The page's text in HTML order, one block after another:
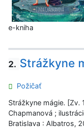
e-kniha
2. Strážkyne
Požičať
Strážkyne mágie. [Zv.
Chapmanová ;
Bratislava : Albatros,